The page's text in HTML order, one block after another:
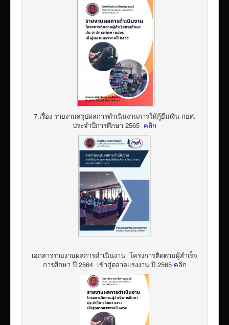
7.เรื่อง รายงานสรุปผลการดำเนินงานการให้กู้ยืมเงิน กยศ.
ประจำปีการศึกษา 2565 คลิก
เอกสารรายงานผลการดำเนินงาน โครงการติดตามผู้สำเร็จ
การศึกษา ปี 2564 เข้าสู่ตลาดแรงงาน ปี 2565 คลิก